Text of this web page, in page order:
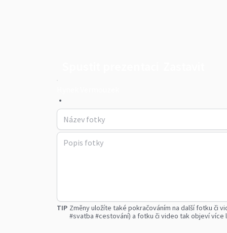
•
TIP Změny uložíte také pokračováním na další fotku či
#svatba #cestování) a fotku či video tak objeví více